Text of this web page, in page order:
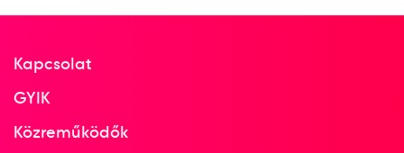
Kapcsolat
GYIK
Közreműködők